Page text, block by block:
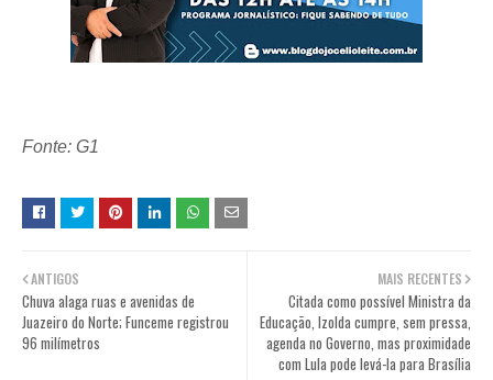
Fonte: G1
MAIS RECENTES
Citada como possível Ministra da
Educação, Izolda cumpre, sem pressa,
agenda no Governo, mas proximidade
com Lula pode levá-la para Brasília
ANTIGOS
Chuva alaga ruas e avenidas de
Juazeiro do Norte; Funceme registrou
96 milímetros